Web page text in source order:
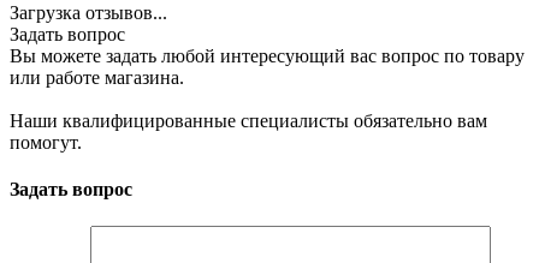
Загрузка отзывов...
Задать вопрос
Вы можете задать любой интересующий вас вопрос по товару
или работе магазина.
Наши квалифицированные специалисты обязательно вам
помогут.
Задать вопрос